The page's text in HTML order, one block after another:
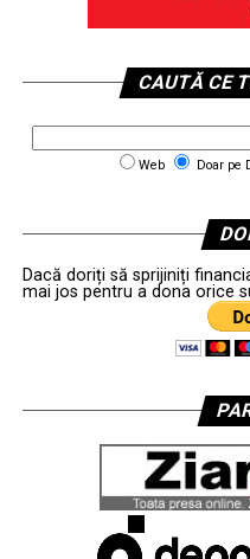
CAUTĂ CE
Web Doar pe
Dacă doriți să sprijiniți
mai jos pentru a dona orice